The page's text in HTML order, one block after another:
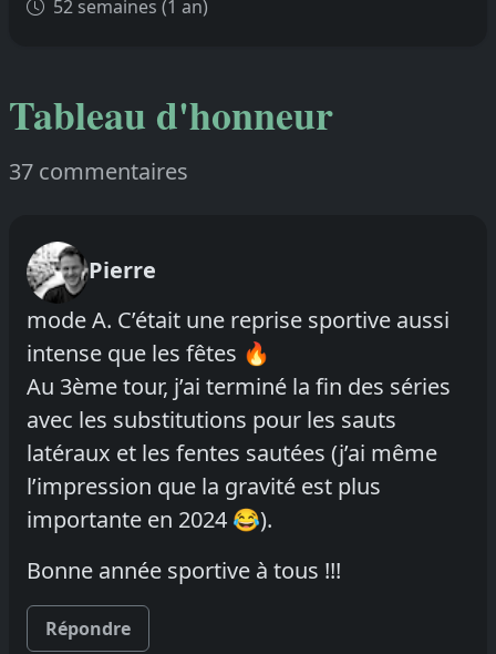
52 semaines (1 an)
Tableau d'honneur
37 commentaires
Pierre
mode A. C’était une reprise sportive aussi
intense que les fêtes 🔥
Au 3ème tour, j’ai terminé la fin des séries
avec les substitutions pour les sauts
latéraux et les fentes sautées (j’ai même
l’impression que la gravité est plus
importante en 2024 😂).
Bonne année sportive à tous !!!
Répondre